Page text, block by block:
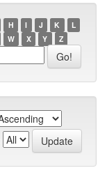
H I J K
L
W X Y Z